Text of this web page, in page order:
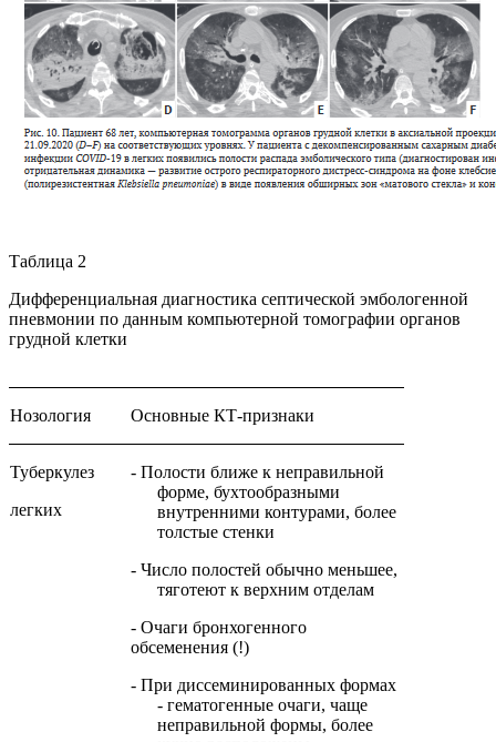
Таблица 2
Дифференциальная диагностика септической эмбологенной
пневмонии по данным компьютерной томографии органов
грудной клетки
Нозология Основные КТ-признаки
Туберкулез
легких
- Полости ближе к неправильной
форме, бухтообразными
внутренними контурами, более
толстые стенки
- Число полостей обычно меньшее,
тяготеют к верхним отделам
- Очаги бронхогенного
обсеменения (!)
- При диссеминированных формах
- гематогенные очаги, чаще
неправильной формы, более